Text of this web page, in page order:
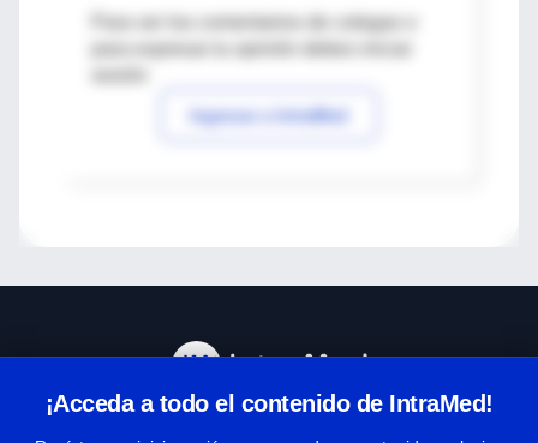
Para ver los comentarios de colegas o
Ingresar a IntraMed
¡Acceda a todo el contenido de IntraMed!